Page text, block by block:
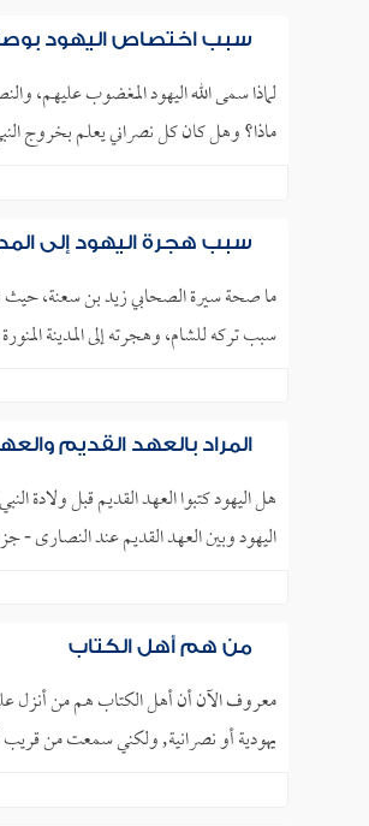
سبب اختصاص اليهود
لماذا سمى الله اليهود المغضوب عليهم،
ماذا؟ وهل كان كل نصراني يعلم بخروج
سبب هجرة اليهود إلى
ما صحة سيرة الصحابي زيد بن سعنة، حيث
سبب تركه للشام، وهجرته إلى المدينة
المراد بالعهد القديم
هل اليهود كتبوا العهد القديم قبل
اليهود وبين العهد القديم عند النصارى -
من هم أهل الكتاب
معروف الآن أن أهل الكتاب هم من أنزل
يهودية أو نصرانية, ولكني سمعت من